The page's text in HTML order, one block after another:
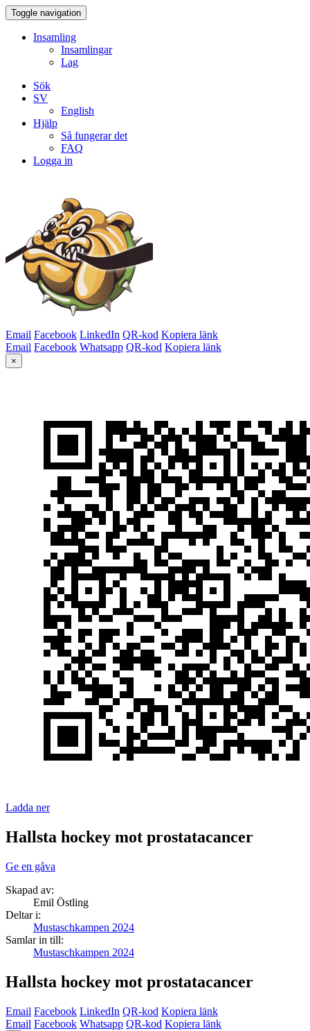
Toggle navigation
Insamling
Insamlingar
Lag
Sök
SV
English
Hjälp
Så fungerar det
FAQ
Logga in
Email Facebook LinkedIn QR-kod Kopiera länk
Email Facebook Whatsapp QR-kod Kopiera länk
×
Ladda ner
Hallsta hockey mot prostatacancer
Ge en gåva
Skapad av:
Emil Östling
Deltar i:
Mustaschkampen 2024
Samlar in till:
Mustaschkampen 2024
Hallsta hockey mot prostatacancer
Email Facebook LinkedIn QR-kod Kopiera länk
Email Facebook Whatsapp QR-kod Kopiera länk